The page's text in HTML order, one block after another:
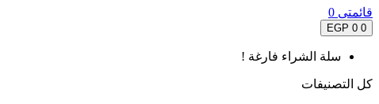
قائمتى 0
0
0 EGP
سلة الشراء فارغة !
كل التصنيفات